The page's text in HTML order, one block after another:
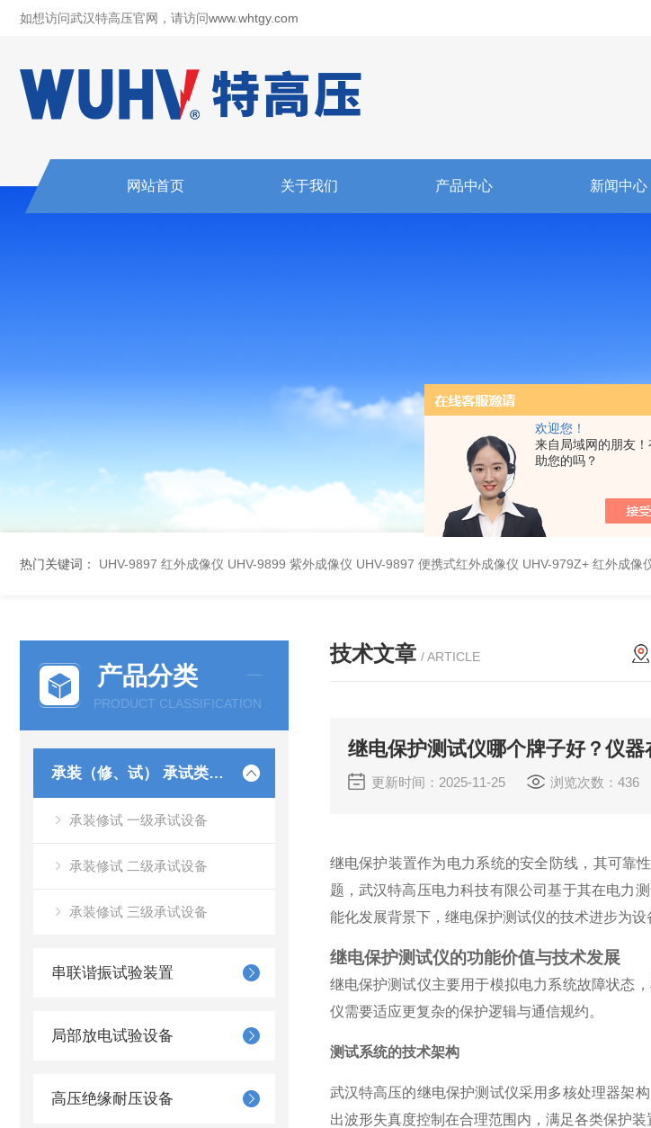
欢迎您！
来自局域网的朋友
助您的吗？
如想访问武汉特高压官网，请访问www.whtgy.com
网站首页 关于我们 产品中心 新闻中心
热门关键词： UHV-9897 红外成像仪 UHV-9899 紫外成像仪 UHV-9897 便携式红外成像仪 UHV-979Z+ 红外成像
产品分类
PRODUCT CLASSIFICATION
承装（修、试） 承试类仪器
承装修试 一级承试设备
承装修试 二级承试设备
承装修试 三级承试设备
串联谐振试验装置
局部放电试验设备
高压绝缘耐压设备
技术文章 / ARTICLE
继电保护测试仪哪个牌子好？仪
更新时间：2025-11-25 浏览次数：436
继电保护装置作为电力系统的安全防线，其可靠
题，武汉特高压电力科技有限公司基于其在电力
能化发展背景下，继电保护测试仪的技术进步为设
继电保护测试仪的功能价值与技术发展
继电保护测试仪主要用于模拟电力系统故障状态
仪需要适应更复杂的保护逻辑与通信规约。
测试系统的技术架构
武汉特高压的继电保护测试仪采用多核处理器架
出波形失真度控制在合理范围内，满足各类保护装